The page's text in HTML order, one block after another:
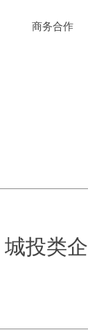
商务合作
投类企